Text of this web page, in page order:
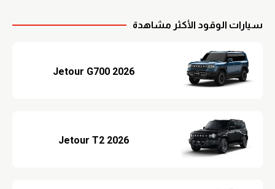
سيارات الوقود الأكثر مشاهدة
Jetour G700 2026
Jetour T2 2026